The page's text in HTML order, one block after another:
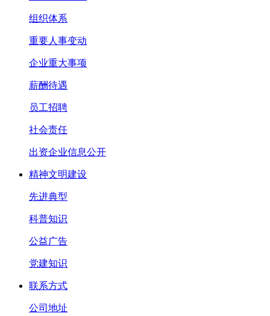
组织体系
重要人事变动
企业重大事项
薪酬待遇
员工招聘
社会责任
出资企业信息公开
精神文明建设
先进典型
科普知识
公益广告
党建知识
联系方式
公司地址